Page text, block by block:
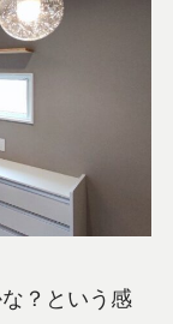
？という感